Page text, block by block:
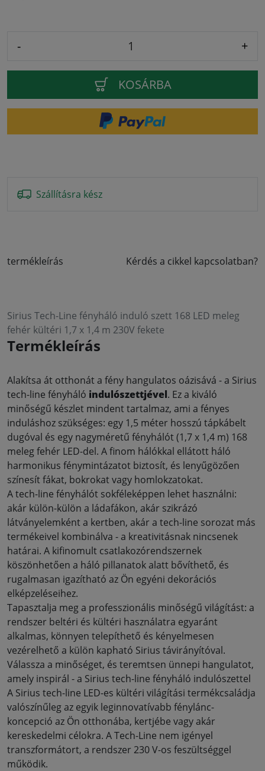
- +
KOSÁRBA
Szállításra kész
termékleírás Kérdés a cikkel kapcsolatban?
Sirius Tech-Line fényháló induló szett 168 LED meleg
fehér kültéri 1,7 x 1,4 m 230V fekete
Termékleírás
Alakítsa át otthonát a fény hangulatos oázisává - a Sirius
tech-line fényháló indulószettjével. Ez a kiváló
minőségű készlet mindent tartalmaz, ami a fényes
induláshoz szükséges: egy 1,5 méter hosszú tápkábelt
dugóval és egy nagyméretű fényhálót (1,7 x 1,4 m) 168
meleg fehér LED-del. A finom hálókkal ellátott háló
harmonikus fénymintázatot biztosít, és lenyűgözően
színesít fákat, bokrokat vagy homlokzatokat.
A tech-line fényhálót sokféleképpen lehet használni:
akár külön-külön a ládafákon, akár szikrázó
látványelemként a kertben, akár a tech-line sorozat más
termékeivel kombinálva - a kreativitásnak nincsenek
határai. A kifinomult csatlakozórendszernek
köszönhetően a háló pillanatok alatt bővíthető, és
rugalmasan igazítható az Ön egyéni dekorációs
elképzeléseihez.
Tapasztalja meg a professzionális minőségű világítást: a
rendszer beltéri és kültéri használatra egyaránt
alkalmas, könnyen telepíthető és kényelmesen
vezérelhető a külön kapható Sirius távirányítóval.
Válassza a minőséget, és teremtsen ünnepi hangulatot,
amely inspirál - a Sirius tech-line fényháló indulószettel
A Sirius tech-line LED-es kültéri világítási termékcsaládja
valószínűleg az egyik leginnovatívabb fénylánc-
koncepció az Ön otthonába, kertjébe vagy akár
kereskedelmi célokra. A Tech-Line nem igényel
transzformátort, a rendszer 230 V-os feszültséggel
működik.